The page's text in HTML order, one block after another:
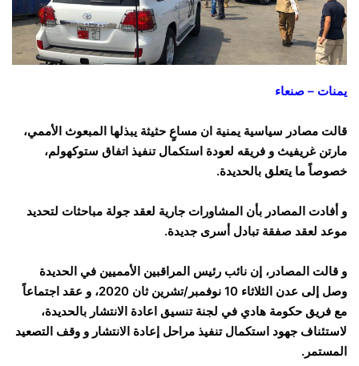
يمنات – صنعاء
قالت مصادر سياسية يمنية ان مساعٍ حثيثة يبذلها المبعوث الأممي،
مارتن غريفيث و فريقه لعودة استكمال تنفيذ اتفاق ستوكهولم،
خصوصاً ما يتعلق بالحديدة.
و أفادت المصادر بأن المشاورات جارية لعقد جولة مباحثات لتحديد
موعد لعقد صفقة تبادل أسرى جديدة.
و قالت المصادر، إن نائب رئيس المراقبين الأمميين في الحديدة
وصل إلى عدن الثلاثاء 10 نوفمبر/تشرين ثان 2020، و عقد اجتماعاً
مع فريق حكومة هادي في لجنة تنسيق اعادة الانتشار بالحديدة،
لاستئناف جهود استكمال تنفيذ مراحل إعادة الانتشار و وقف التصعيد
المستمر.